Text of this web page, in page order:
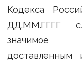
Кодекса
ДД.ММ.ГГГГ
значимое